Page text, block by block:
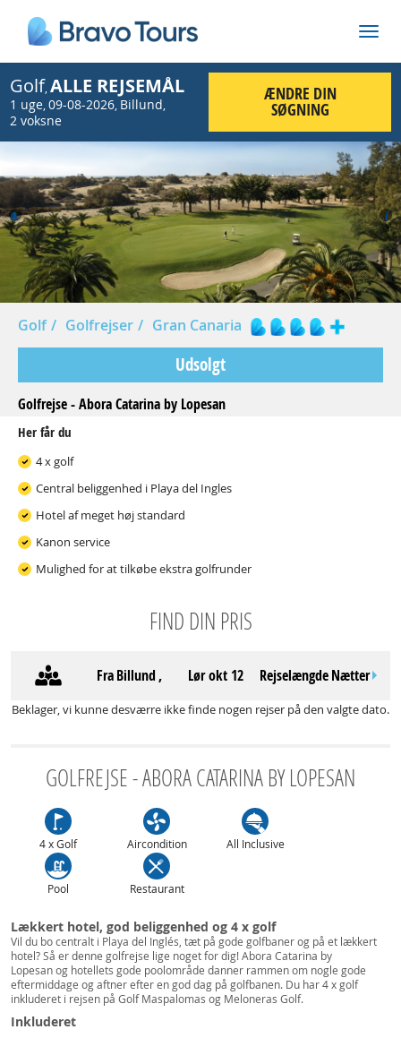
Golf,ALLE REJSEMÅL
1 uge,09-08-2026, Billund,
2 voksne
ÆNDRE DIN
SØGNING
Prev
Golf Golfrejser Gran Canaria
Udsolgt
Golfrejse - Abora Catarina by Lopesan
Her får du
4 x golf
Central beliggenhed i Playa del Ingles
Hotel af meget høj standard
Kanon service
Mulighed for at tilkøbe ekstra golfrunder
FIND DIN PRIS
FraBillund, lør okt 12 RejselængdeNætter
Beklager, vi kunne desværre ikke finde nogen rejser på den valgte dato.
GOLFREJSE - ABORA CATARINA BY LOPESAN
4 x Golf Aircondition All Inclusive
Pool Restaurant
Lækkert hotel, god beliggenhed og 4 x golf
Vil du bo centralt i Playa del Inglés, tæt på gode golfbaner og på et lækkert
hotel? Så er denne golfrejse lige noget for dig! Abora Catarina by
Lopesan og hotellets gode poolområde danner rammen om nogle gode
eftermiddage og aftner efter en god dag på golfbanen. Du har 4 x golf
inkluderet i rejsen på Golf Maspalomas og Meloneras Golf.
Inkluderet